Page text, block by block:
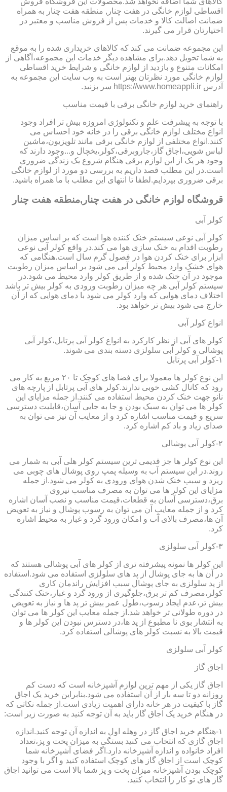
اقساطی لوازم خانگی در هفت چنار, منطقه هفت چنار به همراه
ضمانت اصالت کالا و خدمات پس از فروش مناسب و معتبر در
اختیارتان قرار می گیرند.
این مجموعه ضمانت می کند که کالاهای خریداری شده را به موقع
به شما تحویل دهد.برای مشاهده دیگر خدمات این مجموعه،آگاهی از
امکانات متنوع و بازدید از لوازم خانگی و شرایط خرید اقساطی
لوازم خانگی مورد نظرتان بهتر است به وب سایت این مجموعه به
آدرس https://www.homeappli.ir سر بزنید.
راهنمای خرید لوازم خانگی برقی با قیمت مناسب
با توجه به پیشرفت علم و تکنولوژی امروزه بیش تر افراد وجود
انواع مختلف لوازم خانگی برقی را در خانه خود احساس می
کنند.انواع مختلفی از لوازم خانگی برقی مانند تلویزیون،ماشین
لباس شویی،اجاق گاز،جاروبرقی،کولر،یخچال و...وجود دارند که
وجود هر یک از این لوازم برقی هنگام شروع یک زندگی ضروری
است.در این مطلب قصد داریم به بررسی دو مورد از لوازم خانگی
برقی ضروری بپردایم.لطفا تا انتهای این مطلب با ما همراه باشید.
قروشگاه لوازم خانگی در هفت چنار,منطقه هفت چنار
کولر آبی
کولر آبی نوعی سیستم خنک کننده هوا است که بر اساس میزان
رطوبت اقدام به خنک سازی هوا می کند.در واقع کولر آبی نوعی
ابزار برای خنک کردن هوا در فصول گرم سال است.هنگامی که
هوای خشک وارد محیط کولر آبی می شود بر اساس میزان رطوبت
موجود در آن خنک شده و از طریق کولر وارد محیط می شود.در
سیستم کولر آبی هر چه میزان رطوبت ورودی به کولر بیش تر باشد
اختلاف دمای هوایی که وارد کولر می شود با دمای هوایی که از آن
خارج می شود بیش تر خواهد بود.
انواع کولر آبی
کولر های آبی از نظر کارکرد به انواع کولر آبی پرتابل،کولر آبی
پوشالی و کولر آبی سلولزی دسته بندی می شوند.
۱-کولر آبی پرتابل
این نوع کولر ها معمولا برای فضا های کوچک تا ۲۰ مربع به کار می
رود که کانال کشی خوبی ندارند.کولر های آبی پرتابل از پارچه های
نانو جهت خنک کردن محیط استفاده می کنند.از جمله مزایای این
کولر ها می توان به سبک بودن و جا به جایی آسان،قابلیت دسترسی
سریع و قیمت مناسب اشاره کرد و از معایب آن نیز می توان به
صدای زیاد و باد کم اشاره کرد.
۲-کولر آبی پوشالی
این نوع کولر ها جز قدیمی ترین سیستم کولر هلی آبی به شمار می
روند.در این سیستم آب به وسیله پمپ روی پوشال های چوبی می
ریزد و سبب خنک شدن هوای ورودی به کولر می شود.از جمله
مزایای این کولر ها می توان به مصرف مناسب نیروی
برق،دسترسی آسان به قطعات،قیمت مناسب و نصب آسان اشاره
کرد و از جمله معایب آن می توان به رسوب پوشال و نیاز به تعویض
آن ها،مصرف بالای آب و امکان ورود گرد و غبار به محیط اشاره
کرد.
۳-کولر آبی سلولزی
این کولر ها نمونه پیشرفته تری از کولر های آبی پوشالی هستند که
در آن ها به جای پوشال از پد های سلولزی استفاده می شود.استفاده
از پد سلولزی به جای پوشال سبب افزایش راندمان کاری
کولر،مصرف کم تر برق،جلوگیری از ورود گرد و غبار،خنک کنندگی
بیش تر،عدم ایجاد رسوب،طول عمر بیش تر پد ها و نیاز به تعویض
در دوره طولانی تر خواهد شد.از جمله معایب این کولر ها می توان
به انتشار بوی نا مطبوع از پد ها،در دسترس نبودن این کولر ها و
قیمت بالا به نسبت کولر های پوشالی استفاده کرد.
کولر آبی سلولزی
اجاق گاز
اجاق گاز یکی از مهم ترین لوازم آشپزخانه است که دست کم
روزانه دو تا سه بار از آن استفاده می شود.بنابراین خرید یک اجاق
گاز با کیفیت در هر خانه دارای اهمیت زیادی است.از جمله نکاتی که
در هنگام خرید یک اجاق گاز باید به آن توجه کنید به صورت زیر است:
۱-هنگام خرید اجاق گاز در وهله اول به اندازه آن توجه کنید.اندازه
اجاق گازی که انتخاب می کنید بستگی به میزان پخت و پز،تعداد
افراد خانواده و اندازه آشپزخانه دارد.اگر فضای آشپزخانه شما
کوچک است از اجاق گاز های کوچک استفاده کنید و اگر با وجود
کوچک بودن آشپزخانه میزان پخت و پز شما بالا است می توانید اجاق
گاز های تو کار را انتخاب کنید.